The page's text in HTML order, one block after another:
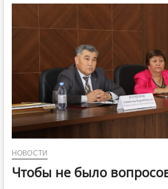
НОВОСТИ
Чтобы не было